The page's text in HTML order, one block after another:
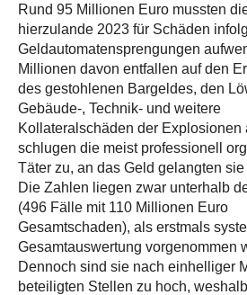
Rund 95 Millionen Euro mussten
hierzulande 2023 für Schäden
Geldautomatensprengungen
Millionen davon entfallen auf den
des gestohlenen Bargeldes, den
Gebäude-, Technik- und weitere
Kollateralschäden der Explosionen
schlugen die meist professionell
Täter zu, an das Geld gelangten
Die Zahlen liegen zwar unterhalb
(496 Fälle mit 110 Millionen Euro
Gesamtschaden), als erstmals
Gesamtauswertung vorgenommen
Dennoch sind sie nach einhelliger
beteiligten Stellen zu hoch,